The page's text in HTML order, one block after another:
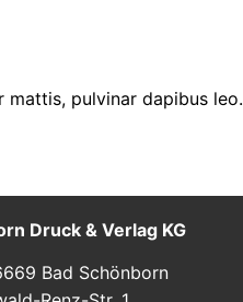
pulvinar dapibus leo.
Druck & Verlag KG
Bad Schönborn